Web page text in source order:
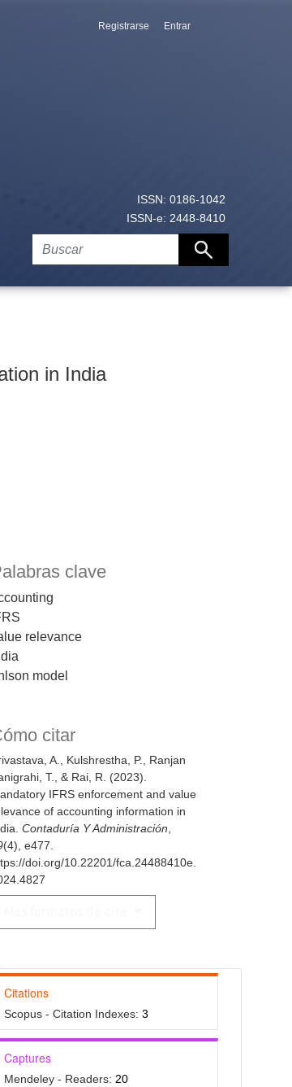
ISSN: 0186-1042
ISSN-e: 2448-8410
Registrarse Entrar
in India
clave
relevance
model
citar
A., Kulshrestha, P., Ranjan
T., & Rai, R. (2023).
IFRS enforcement and value
of accounting information in
Contaduría Y Administración
(4), e477.
doi.org/10.22201/fca.24488410e.
Citations
Scopus - Citation Indexes: 3
Captures
Mendeley - Readers: 20